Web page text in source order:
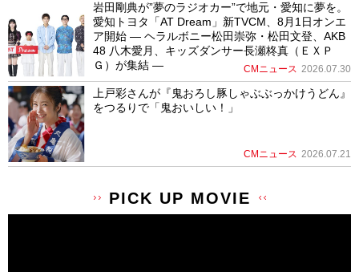
岩田剛典が”夢のラジオカー”で地元・愛知に夢を。
愛知トヨタ「AT Dream」新TVCM、8月1日オンエ
ア開始 ― ヘラルボニー松田崇弥・松田文登、AKB
48 八木愛月、キッズダンサー長瀬柊真（ＥＸＰ
Ｇ）が集結 ―
CMニュース 2026.07.30
上戸彩さんが『鬼おろし豚しゃぶぶっかけうどん』
をつるりで「鬼おいしい！」
CMニュース 2026.07.21
PICK UP MOVIE